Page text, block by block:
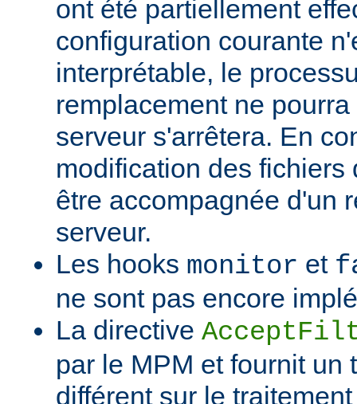
ont été partiellement
configuration courante
interprétable, le
remplacement ne
serveur s'arrêtera. En
modification des fichiers
être accompagnée d'un
serveur.
Les hooks monitor et
ne sont pas encore
La directive
par le MPM et fournit un
différent sur le